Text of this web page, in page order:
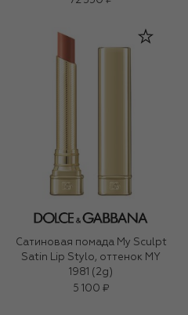
Сатиновая помада My Sculpt
Satin Lip Stylo, оттенок MY
1981 (2g)
5 100 ₽